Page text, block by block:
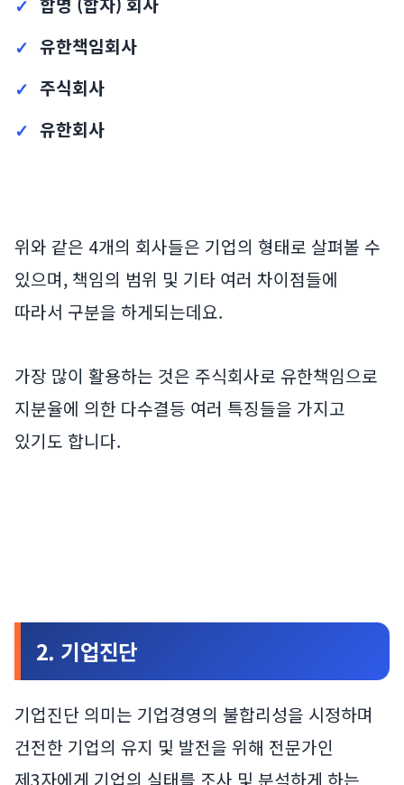
유한책임회사
주식회사
유한회사
위와 같은 4개의 회사들은 기업의 형태로 살펴볼 수
있으며, 책임의 범위 및 기타 여러 차이점들에
따라서 구분을 하게되는데요.
가장 많이 활용하는 것은 주식회사로 유한책임으로
지분율에 의한 다수결등 여러 특징들을 가지고
있기도 합니다.
2. 기업진단
기업진단 의미는 기업경영의 불합리성을 시정하며
건전한 기업의 유지 및 발전을 위해 전문가인
제3자에게 기업의 실태를 조사 및 분석하게 하는